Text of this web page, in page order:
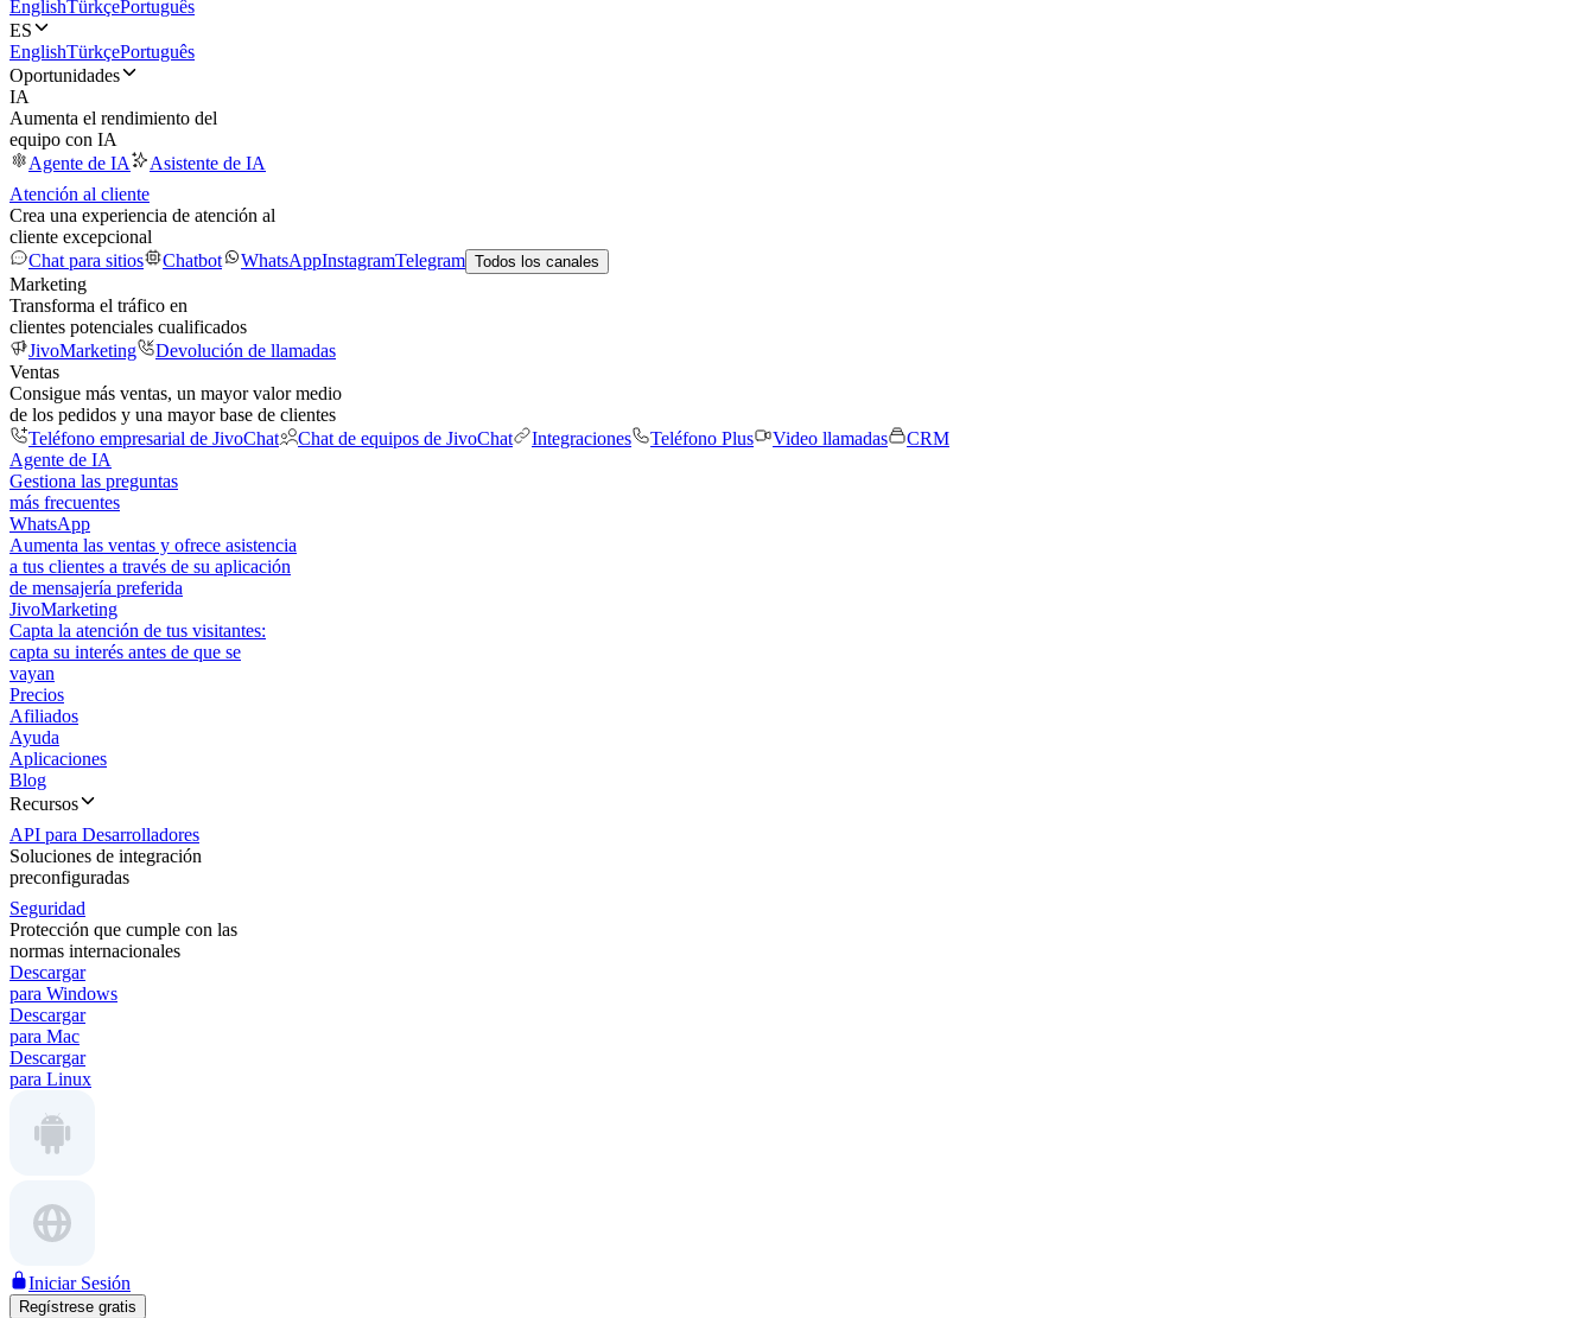
EnglishTürkçePortuguês
ES
EnglishTürkçePortuguês
Oportunidades
IA
Aumenta el rendimiento del
equipo con IA
Agente de IA
Asistente de IA
Atención al cliente
Crea una experiencia de atención al
cliente excepcional
Chat para sitios
Chatbot WhatsAppInstagramTelegram Todos los canales
Marketing
Transforma el tráfico en
clientes potenciales cualificados
JivoMarketing
Devolución de llamadas
Ventas
Consigue más ventas, un mayor valor medio
de los pedidos y una mayor base de clientes
Teléfono empresarial de JivoChat
Chat de equipos de JivoChat Integraciones Teléfono Plus Video llamadas
CRM
Agente de IA
Gestiona las preguntas
más frecuentes
WhatsApp
Aumenta las ventas y ofrece asistencia
a tus clientes a través de su aplicación
de mensajería preferida
JivoMarketing
Capta la atención de tus visitantes:
capta su interés antes de que se
vayan
Precios
Afiliados
Ayuda
Aplicaciones
Blog
Recursos
API para Desarrolladores
Soluciones de integración
preconfiguradas
Seguridad
Protección que cumple con las
normas internacionales
Descargar
para Windows
Descargar
para Mac
Descargar
para Linux
Iniciar Sesión
Regístrese gratis